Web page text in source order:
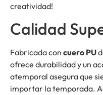
creatividad!
Calidad
Fabricada con cuero PU
ofrece durabilidad y un
atemporal asegura que
importar la temporada.